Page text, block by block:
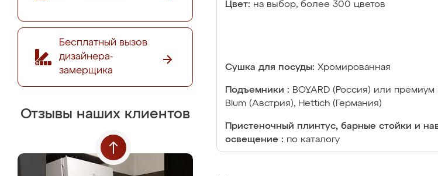
Бесплатный вызов
дизайнера-
замерщика
Отзывы наших клиентов
Цвет: на выбор, более 300 цветов
Сушка для посуды: Хромированная
Подъемники : BOYARD (Россия) или премиум
Blum (Австрия), Hettich (Германия)
Пристеночный плинтус, барные стойки и
освещение : по каталогу